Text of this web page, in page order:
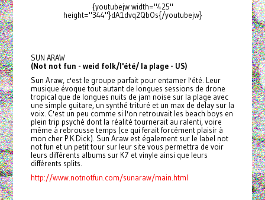
{youtubejw width="425"
height="344"}dA1dvq2QbOs{/youtubejw}
SUN ARAW
(Not not fun - weid folk/l'été/ la plage - US)
Sun Araw, c'est le groupe parfait pour entamer l'été. Leur
musique évoque tout autant de longues sessions de drone
tropical que de longues nuits de jam noise sur la plage avec
une simple guitare, un synthé trituré et un max de delay sur la
voix. C'est un peu comme si l'on retrouvait les beach boys en
plein trip psyché dont la réalité tournerait au ralenti, voire
même à rebrousse temps (ce qui ferait forcément plaisir à
mon cher P.K.Dick). Sun Araw est également sur le label not
not fun et un petit tour sur leur site vous permettra de voir
leurs différents albums sur K7 et vinyle ainsi que leurs
différents splits.
http://www.notnotfun.com/sunaraw/main.html